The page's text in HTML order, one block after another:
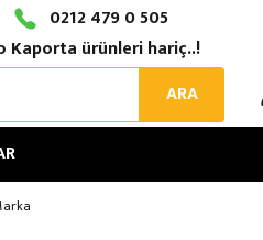
0212 479 0 505
Kaporta ürünleri hariç..!
ARA